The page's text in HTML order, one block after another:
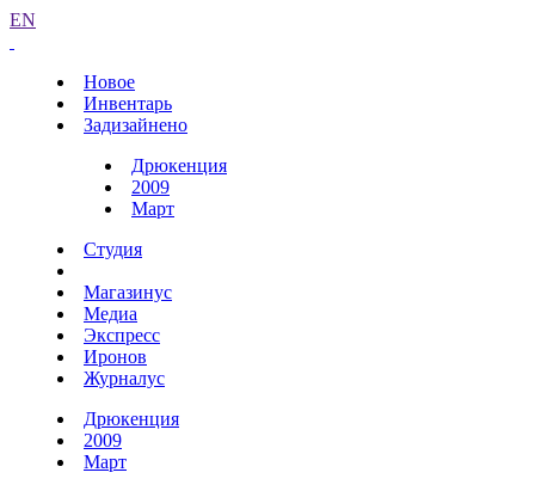
EN
Новое
Инвентарь
Задизайнено
Дрюкенция
2009
Март
Студия
Магазинус
Медиа
Экспресс
Иронов
Журналус
Дрюкенция
2009
Март